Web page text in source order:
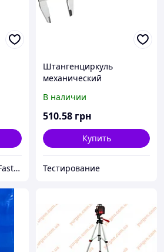
Интернет-магазин «FastShop»
Штангенциркуль
механический
В наличии
510.58 грн
Купить
Тестирование